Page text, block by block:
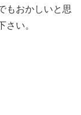
もおかしいと思
さい。